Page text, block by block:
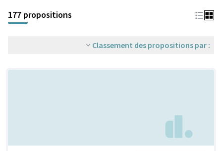
177 propositions
Classement des propositions par :